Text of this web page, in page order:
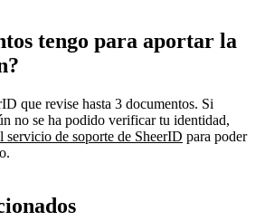
tengo para aportar la
que revise hasta 3 documentos. Si
no se ha podido verificar tu identidad,
servicio de soporte de SheerID para poder